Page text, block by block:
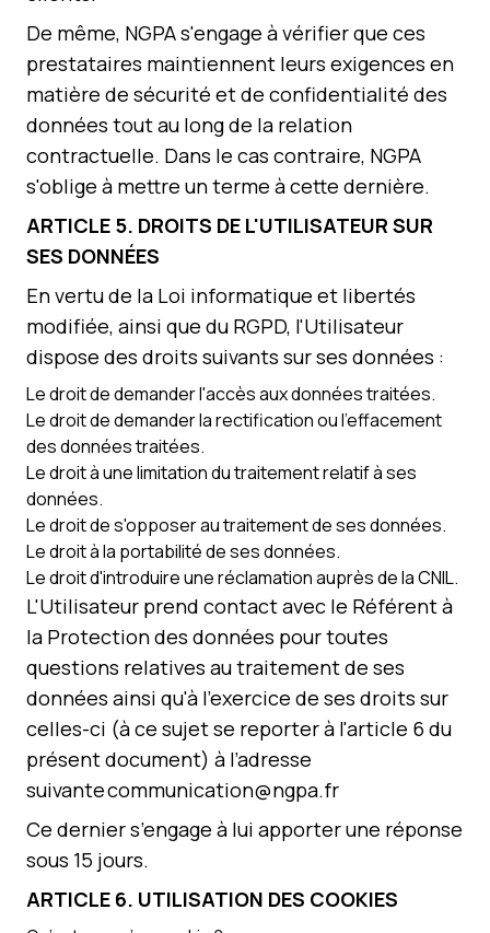
De même, NGPA s'engage à vérifier que ces
prestataires maintiennent leurs exigences en
matière de sécurité et de confidentialité des
données tout au long de la relation
contractuelle. Dans le cas contraire, NGPA
s'oblige à mettre un terme à cette dernière.
ARTICLE 5. DROITS DE L'UTILISATEUR SUR
SES DONNÉES
En vertu de la Loi informatique et libertés
modifiée, ainsi que du RGPD, l'Utilisateur
dispose des droits suivants sur ses données :
Le droit de demander l'accès aux données traitées.
Le droit de demander la rectification ou l'effacement
des données traitées.
Le droit à une limitation du traitement relatif à ses
données.
Le droit de s'opposer au traitement de ses données.
Le droit à la portabilité de ses données.
Le droit d'introduire une réclamation auprès de la CNIL.
L'Utilisateur prend contact avec le Référent à
la Protection des données pour toutes
questions relatives au traitement de ses
données ainsi qu'à l'exercice de ses droits sur
celles-ci (à ce sujet se reporter à l'article 6 du
présent document) à l’adresse
suivante communication@ngpa.fr
Ce dernier s’engage à lui apporter une réponse
sous 15 jours.
ARTICLE 6. UTILISATION DES COOKIES